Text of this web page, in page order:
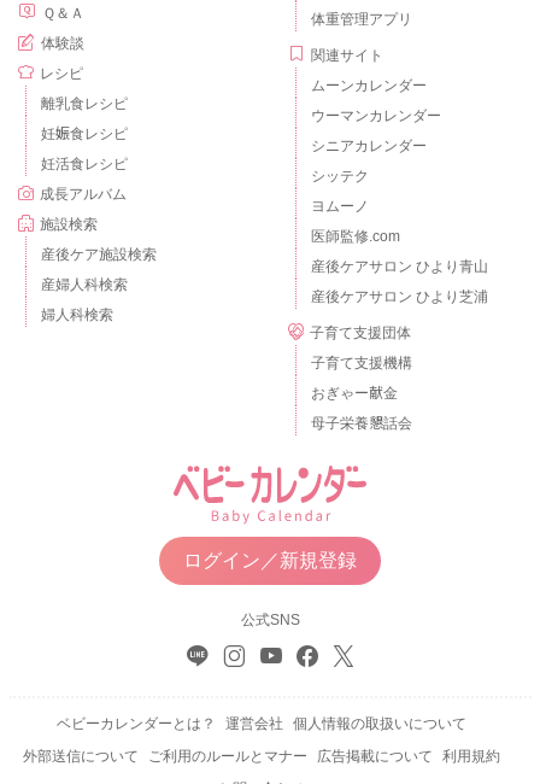
Ｑ＆Ａ
体験談
レシピ
離乳食レシピ
妊娠食レシピ
妊活食レシピ
成長アルバム
施設検索
産後ケア施設検索
産婦人科検索
婦人科検索
体重管理アプリ
関連サイト
ムーンカレンダー
ウーマンカレンダー
シニアカレンダー
シッテク
ヨムーノ
医師監修.com
産後ケアサロン ひより青山
産後ケアサロン ひより芝浦
子育て支援団体
子育て支援機構
おぎゃー献金
母子栄養懇話会
ログイン／新規登録
公式SNS
ベビーカレンダーとは？ 運営会社
個人情報の取扱いについて
外部送信について
ご利用のルールとマナー 広告掲載について
利用規約